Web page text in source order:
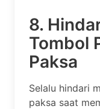
8.
Tombol
Paksa
Selalu hindari
paksa saat